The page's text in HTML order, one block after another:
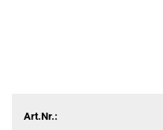
Art.Nr.: